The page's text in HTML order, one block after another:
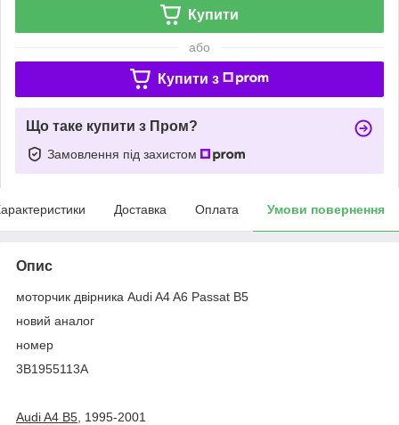
Купити
або
Купити з
Що таке купити з Пром?
Замовлення під захистом
Доставка Оплата Умови повернення
Опис
моторчик двірника Audi A4 A6 Passat B5
новий аналог
номер
3B1955113A
Audi A4 B5 , 1995-2001